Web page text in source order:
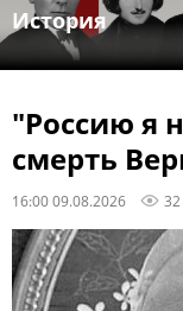
История
"Россию я
смерть
16:00 09.08.2026 32